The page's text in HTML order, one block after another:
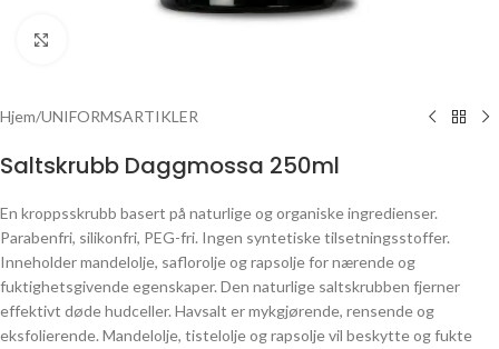
Hjem/UNIFORMSARTIKLER
Saltskrubb Daggmossa 250ml
En kroppsskrubb basert på naturlige og organiske ingredienser.
Parabenfri, silikonfri, PEG-fri. Ingen syntetiske tilsetningsstoffer.
Inneholder mandelolje, saflorolje og rapsolje for nærende og
fuktighetsgivende egenskaper. Den naturlige saltskrubben fjerner
effektivt døde hudceller. Havsalt er mykgjørende, rensende og
eksfolierende. Mandelolje, tistelolje og rapsolje vil beskytte og fukte